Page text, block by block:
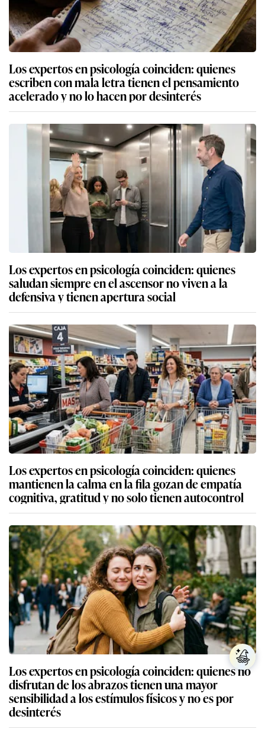
Los expertos en psicología coinciden: quienes
escriben con mala letra tienen el pensamiento
acelerado y no lo hacen por desinterés
Los expertos en psicología coinciden: quienes
saludan siempre en el ascensor no viven a la
defensiva y tienen apertura social
Los expertos en psicología coinciden: quienes
mantienen la calma en la fila gozan de empatía
cognitiva, gratitud y no solo tienen autocontrol
Los expertos en psicología coinciden: quienes no
disfrutan de los abrazos tienen una mayor
sensibilidad a los estímulos físicos y no es por
desinterés